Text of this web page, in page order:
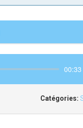
00:33
Catégories: